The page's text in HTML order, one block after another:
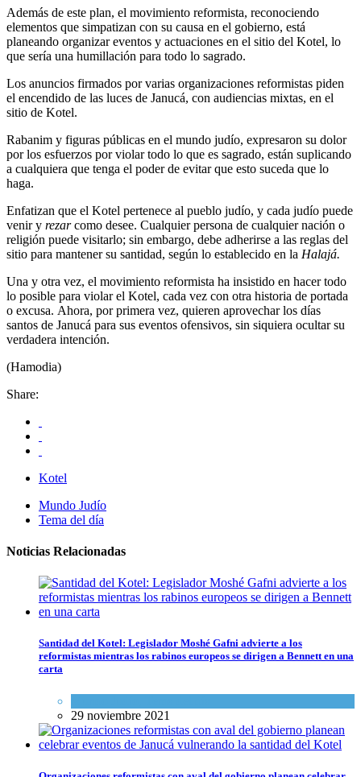
Además de este plan, el movimiento reformista, reconociendo
elementos que simpatizan con su causa en el gobierno, está
planeando organizar eventos y actuaciones en el sitio del Kotel, lo
que sería una humillación para todo lo sagrado.
Los anuncios firmados por varias organizaciones reformistas piden
el encendido de las luces de Janucá, con audiencias mixtas, en el
sitio de Kotel.
Rabanim y figuras públicas en el mundo judío, expresaron su dolor
por los esfuerzos por violar todo lo que es sagrado, están suplicando
a cualquiera que tenga el poder de evitar que esto suceda que lo
haga.
Enfatizan que el Kotel pertenece al pueblo judío, y cada judío puede
venir y rezarcomo desee. Cualquier persona de cualquier nación o
religión puede visitarlo; sin embargo, debe adherirse a las reglas del
sitio para mantener su santidad, según lo establecido en la Halajá.
Una y otra vez, el movimiento reformista ha insistido en hacer todo
lo posible para violar el Kotel, cada vez con otra historia de portada
o excusa. Ahora, por primera vez, quieren aprovechar los días
santos de Janucá para sus eventos ofensivos, sin siquiera ocultar su
verdadera intención.
(Hamodia)
Share:
Kotel
Mundo Judío
Tema del día
Noticias Relacionadas
Santidad del Kotel: Legislador Moshé Gafni advierte a los
reformistas mientras los rabinos europeos se dirigen a Bennett en una
carta
29 noviembre 2021